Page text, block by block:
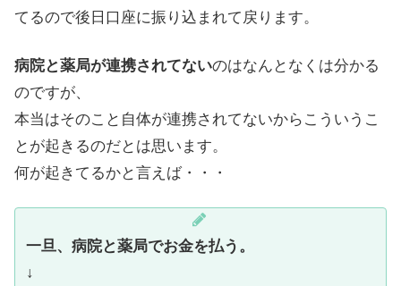
てるので後日口座に振り込まれて戻ります。
病院と薬局が連携されてないのはなんとなくは分かる
のですが、
本当はそのこと自体が連携されてないからこういうこ
とが起きるのだとは思います。
何が起きてるかと言えば・・・
一旦、病院と薬局でお金を払う。
↓